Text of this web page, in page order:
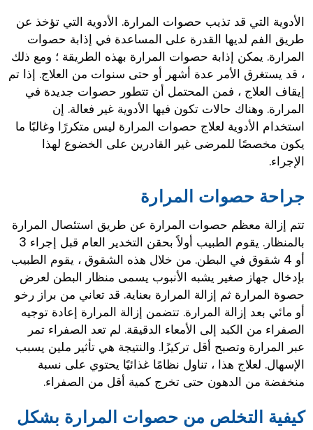
الأدوية التي قد تذيب حصوات المرارة. الأدوية التي تؤخذ عن
طريق الفم لديها القدرة على المساعدة في إذابة حصوات
المرارة. يمكن إذابة حصوات المرارة بهذه الطريقة ؛ ومع ذلك
، قد يستغرق الأمر عدة أشهر أو حتى سنوات من العلاج. إذا تم
إيقاف العلاج ، فمن المحتمل أن تتطور حصوات جديدة في
المرارة. وهناك حالات تكون فيها الأدوية غير فعالة. إن
استخدام الأدوية لعلاج حصوات المرارة ليس متكررًا وغالبًا ما
يكون مخصصًا للمرضى غير القادرين على الخضوع لهذا
الإجراء.
جراحة حصوات المرارة
تتم إزالة معظم حصوات المرارة عن طريق استئصال المرارة
بالمنظار. يقوم الطبيب أولاً بحقن التخدير العام قبل إجراء 3
أو 4 شقوق في البطن. من خلال هذه الشقوق ، يقوم الطبيب
بإدخال جهاز صغير يشبه الأنبوب يسمى منظار البطن لعرض
حصوة المرارة ثم إزالة المرارة بعناية. قد تعاني من براز رخو
أو مائي بعد إزالة المرارة. تتضمن إزالة المرارة إعادة توجيه
الصفراء من الكبد إلى الأمعاء الدقيقة. لم تعد الصفراء تمر
عبر المرارة وتصبح أقل تركيزًا. والنتيجة هي تأثير ملين يسبب
الإسهال. لعلاج هذا ، تناول نظامًا غذائيًا يحتوي على نسبة
منخفضة من الدهون حتى تخرج كمية أقل من الصفراء.
كيفية التخلص من حصوات المرارة بشكل